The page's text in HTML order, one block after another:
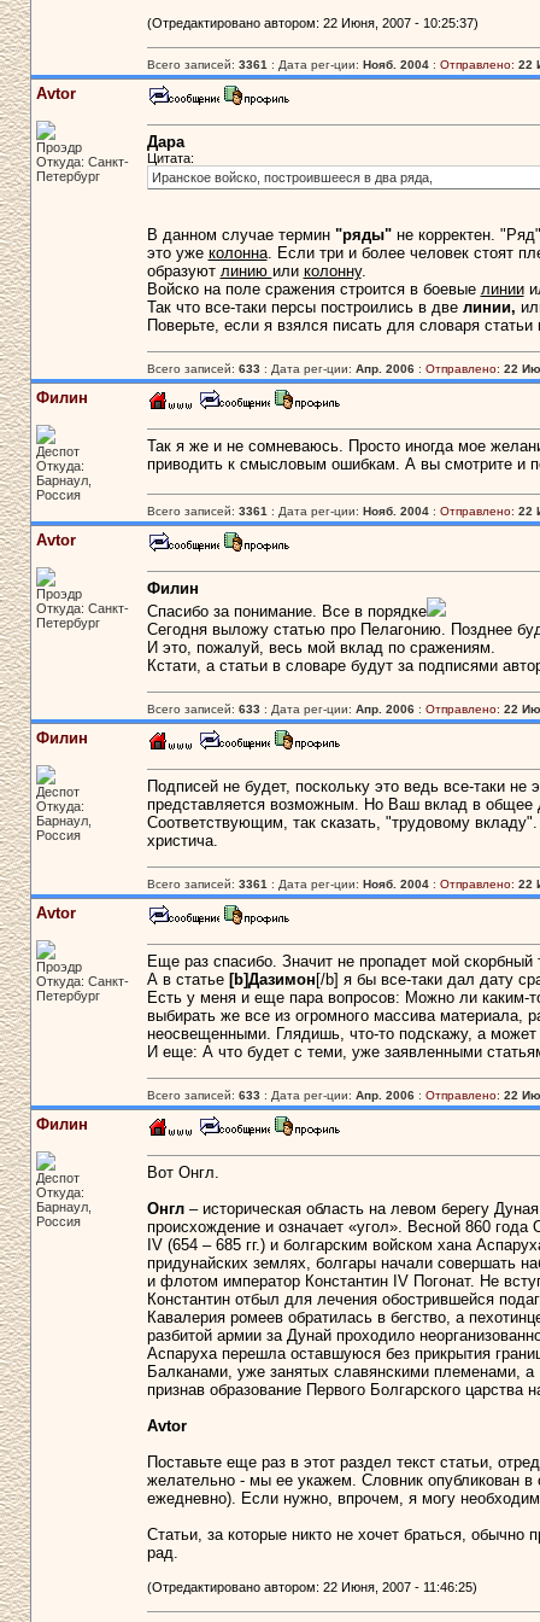
(Отредактировано автором: 22 Июня, 2007 - 10:25:37)
Всего записей: 3361 : Дата рег-ции: Нояб. 2004: Отправлено: 22
Avtor
Проэдр
Откуда: Санкт-
Петербург
Дара
Цитата:
Иранское войско, построившееся в два ряда,
В данном случае термин "ряды"не корректен.
это уже колонна. Если три и более человек стоят
образуют линию или колонну.
Войско на поле сражения строится в боевые линии
Так что все-таки персы построились в две линии,
Поверьте, если я взялся писать для словаря
Всего записей: 633: Дата рег-ции: Апр. 2006: Отправлено: 22
Филин
Деспот
Откуда:
Барнаул,
Россия
Так я же и не сомневаюсь. Просто иногда мое
приводить к смысловым ошибкам. А вы смотрите и
Всего записей: 3361 : Дата рег-ции: Нояб. 2004: Отправлено: 22
Avtor
Проэдр
Откуда: Санкт-
Петербург
Филин
Спасибо за понимание. Все в порядке
Сегодня выложу статью про Пелагонию. Позднее
И это, пожалуй, весь мой вклад по сражениям.
Кстати, а статьи в словаре будут за подписями
Всего записей: 633: Дата рег-ции: Апр. 2006: Отправлено: 22
Филин
Деспот
Откуда:
Барнаул,
Россия
Подписей не будет, поскольку это ведь все-таки
представляется возможным. Но Ваш вклад в общее
Соответствующим, так сказать, "трудовому
христича.
Всего записей: 3361 : Дата рег-ции: Нояб. 2004: Отправлено: 22
Avtor
Проэдр
Откуда: Санкт-
Петербург
Еще раз спасибо. Значит не пропадет мой скорбный
А в статье [b]Дазимон [/b] я бы все-таки дал дату
Есть у меня и еще пара вопросов: Можно ли каким-
выбирать же все из огромного массива материала,
неосвещенными. Глядишь, что-то подскажу, а
И еще: А что будет с теми, уже заявленными
Всего записей: 633: Дата рег-ции: Апр. 2006: Отправлено: 22
Филин
Деспот
Откуда:
Барнаул,
Россия
Вот Онгл.
Онгл– историческая область на левом берегу
происхождение и означает «угол». Весной 860
IV (654 – 685 гг.) и болгарским войском хана
придунайских землях, болгары начали совершать
и флотом император Константин IV Погонат. Не
Константин отбыл для лечения обострившейся
Кавалерия ромеев обратилась в бегство, а
разбитой армии за Дунай проходило
Аспаруха перешла оставшуюся без прикрытия
Балканами, уже занятых славянскими племенами,
признав образование Первого Болгарского царства
Avtor
Поставьте еще раз в этот раздел текст статьи,
желательно - мы ее укажем. Словник опубликован
ежедневно). Если нужно, впрочем, я могу
Статьи, за которые никто не хочет браться,
рад.
(Отредактировано автором: 22 Июня, 2007 - 11:46:25)